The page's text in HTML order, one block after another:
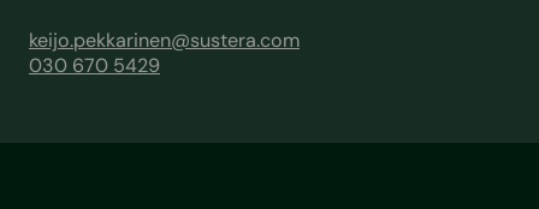
keijo.pekkarinen@sustera.com
030 670 5429